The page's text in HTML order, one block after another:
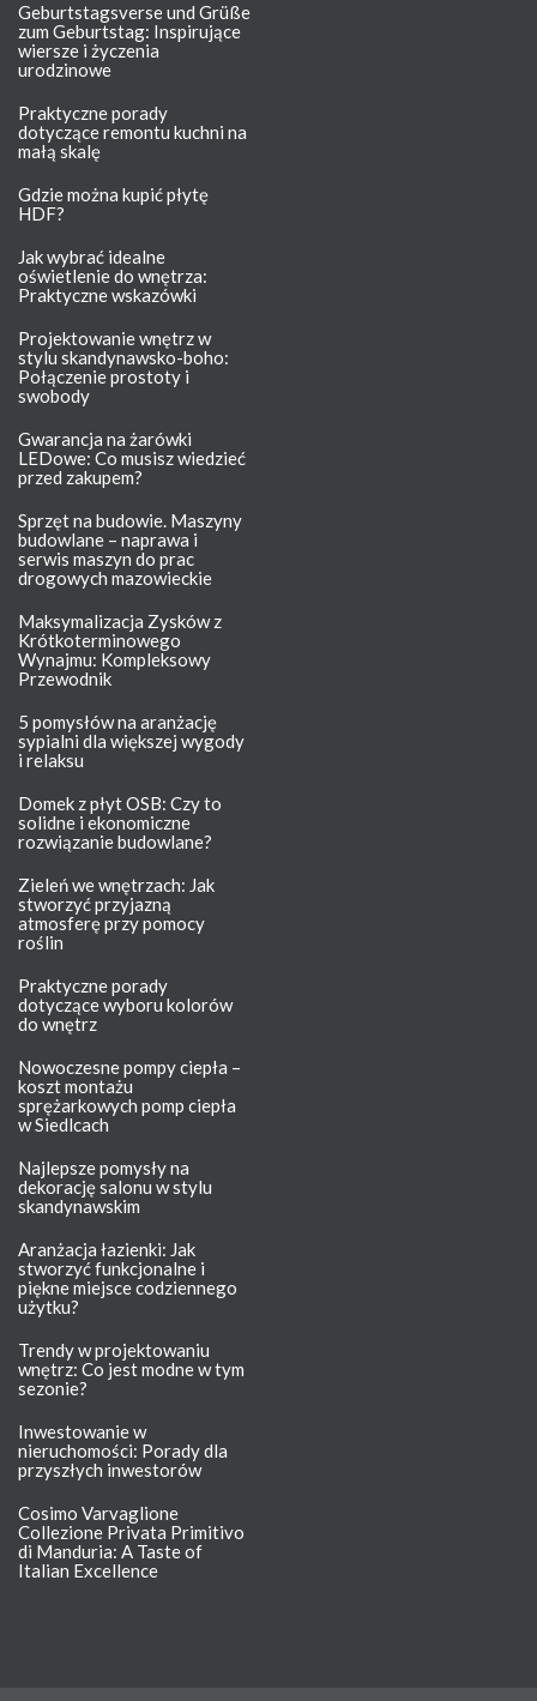
Geburtstagsverse und Grüße
zum Geburtstag: Inspirujące
wiersze i życzenia
urodzinowe
Praktyczne porady
dotyczące remontu kuchni na
małą skalę
Gdzie można kupić płytę
HDF?
Jak wybrać idealne
oświetlenie do wnętrza:
Praktyczne wskazówki
Projektowanie wnętrz w
stylu skandynawsko-boho:
Połączenie prostoty i
swobody
Gwarancja na żarówki
LEDowe: Co musisz wiedzieć
przed zakupem?
Sprzęt na budowie. Maszyny
budowlane – naprawa i
serwis maszyn do prac
drogowych mazowieckie
Maksymalizacja Zysków z
Krótkoterminowego
Wynajmu: Kompleksowy
Przewodnik
5 pomysłów na aranżację
sypialni dla większej wygody
i relaksu
Domek z płyt OSB: Czy to
solidne i ekonomiczne
rozwiązanie budowlane?
Zieleń we wnętrzach: Jak
stworzyć przyjazną
atmosferę przy pomocy
roślin
Praktyczne porady
dotyczące wyboru kolorów
do wnętrz
Nowoczesne pompy ciepła –
koszt montażu
sprężarkowych pomp ciepła
w Siedlcach
Najlepsze pomysły na
dekorację salonu w stylu
skandynawskim
Aranżacja łazienki: Jak
stworzyć funkcjonalne i
piękne miejsce codziennego
użytku?
Trendy w projektowaniu
wnętrz: Co jest modne w tym
sezonie?
Inwestowanie w
nieruchomości: Porady dla
przyszłych inwestorów
Cosimo Varvaglione
Collezione Privata Primitivo
di Manduria: A Taste of
Italian Excellence